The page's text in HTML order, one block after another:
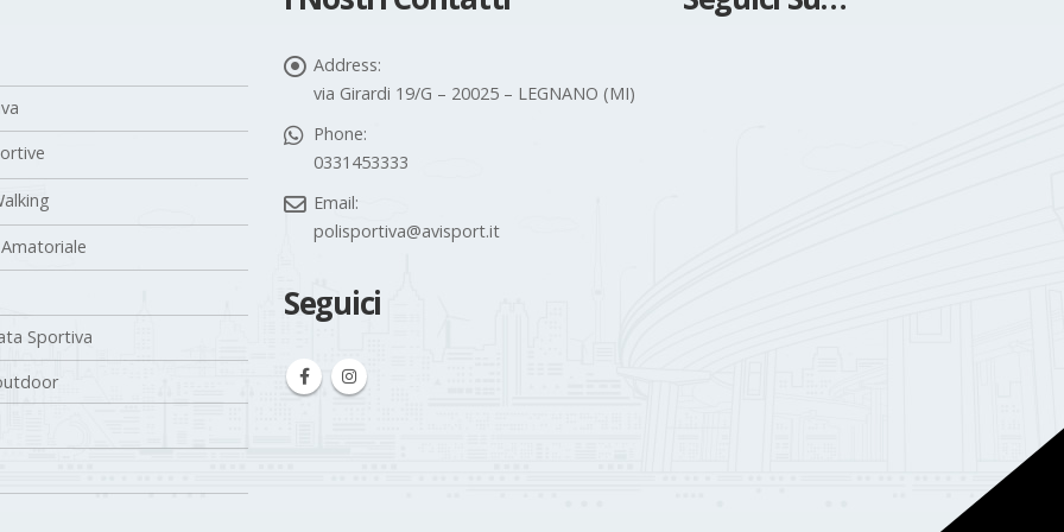
Sportiva
Address:
via Girardi 19/G – 20025 – LEGNANO (MI)
Phone:
0331453333
Email:
polisportiva@avisport.it
Seguici